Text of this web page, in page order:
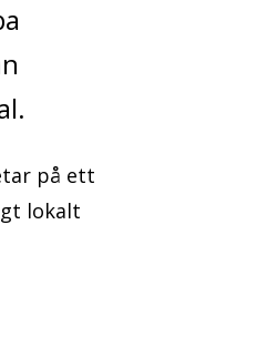
på ett
lokalt